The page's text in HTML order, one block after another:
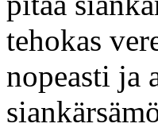
tehokas
nopeasti ja